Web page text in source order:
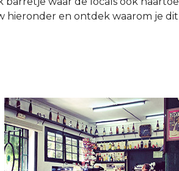
hieronder en ontdek waarom je dit